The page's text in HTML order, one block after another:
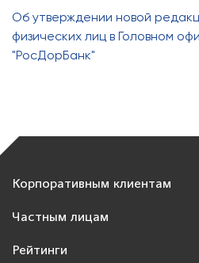
Об утверждении новой
физических лиц в Головном
"РосДорБанк"
Корпоративным клиентам
Частным лицам
Рейтинги